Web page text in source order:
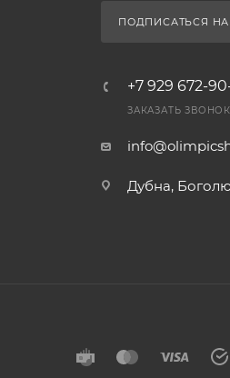
ПОДПИСАТЬСЯ
+7 929 672-
ЗАКАЗАТЬ ЗВОНОК
Дубна,